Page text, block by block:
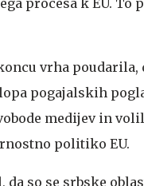
vrha poudarila,
pogajalskih
medijev in
politiko EU.
da so se srbske